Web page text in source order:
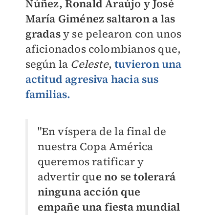
Núñez, Ronald Araújo y José
María Giménez saltaron a las
gradasy se pelearon con unos
aficionados colombianos que,
según la Celeste,tuvieron una
actitud agresiva hacia sus
familias.
"En víspera de la final de
nuestra Copa América
queremos ratificar y
advertir que no se tolerará
ninguna acción que
empañe una fiesta mundial